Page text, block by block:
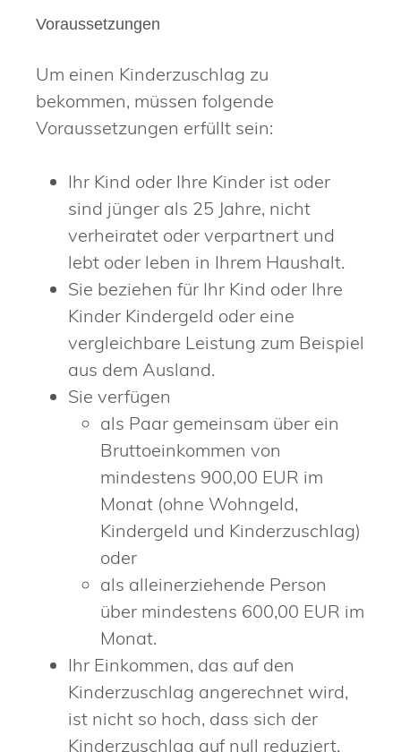
Voraussetzungen
Um einen Kinderzuschlag zu
bekommen, müssen folgende
Voraussetzungen erfüllt sein:
Ihr Kind oder Ihre Kinder ist oder
sind jünger als 25 Jahre, nicht
verheiratet oder verpartnert und
lebt oder leben in Ihrem Haushalt.
Sie beziehen für Ihr Kind oder Ihre
Kinder Kindergeld oder eine
vergleichbare Leistung zum Beispiel
aus dem Ausland.
Sie verfügen
als Paar gemeinsam über ein
Bruttoeinkommen von
mindestens 900,00 EUR im
Monat (ohne Wohngeld,
Kindergeld und Kinderzuschlag)
oder
als alleinerziehende Person
über mindestens 600,00 EUR im
Monat.
Ihr Einkommen, das auf den
Kinderzuschlag angerechnet wird,
ist nicht so hoch, dass sich der
Kinderzuschlag auf null reduziert.